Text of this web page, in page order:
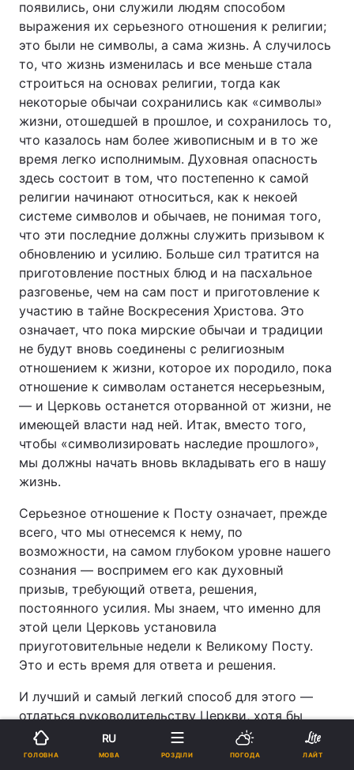
появились, они служили людям способом
выражения их серьезного отношения к религии;
это были не символы, а сама жизнь. А случилось
то, что жизнь изменилась и все меньше стала
строиться на основах религии, тогда как
некоторые обычаи сохранились как «символы»
жизни, отошедшей в прошлое, и сохранилось то,
что казалось нам более живописным и в то же
время легко исполнимым. Духовная опасность
здесь состоит в том, что постепенно к самой
религии начинают относиться, как к некоей
системе символов и обычаев, не понимая того,
что эти последние должны служить призывом к
обновлению и усилию. Больше сил тратится на
приготовление постных блюд и на пасхальное
разговенье, чем на сам пост и приготовление к
участию в тайне Воскресения Христова. Это
означает, что пока мирские обычаи и традиции
не будут вновь соединены с религиозным
отношением к жизни, которое их породило, пока
отношение к символам останется несерьезным,
— и Церковь останется оторванной от жизни, не
имеющей власти над ней. Итак, вместо того,
чтобы «символизировать наследие прошлого»,
мы должны начать вновь вкладывать его в нашу
жизнь.
Серьезное отношение к Посту означает, прежде
всего, что мы отнесемся к нему, по
возможности, на самом глубоком уровне нашего
сознания — воспримем его как духовный
призыв, требующий ответа, решения,
постоянного усилия. Мы знаем, что именно для
этой цели Церковь установила
приуготовительные недели к Великому Посту.
Это и есть время для ответа и решения.
И лучший и самый легкий способ для этого —
отдаться руководительству Церкви, хотя бы
размышлением над пятью Евангельскими
чтениями, которые Церковь предлагает нам в
ГОЛОВНА
RU
МОВА РОЗДІЛИ ПОГОДА ЛАЙТ